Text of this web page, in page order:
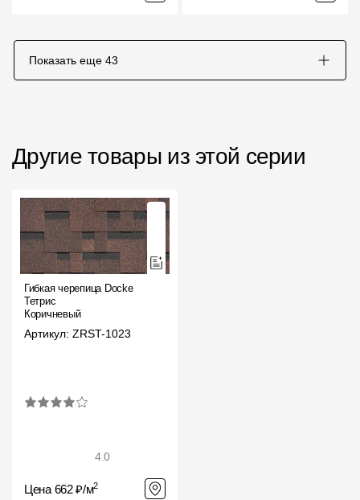
Показать еще 43
Другие товары из этой серии
Гибкая черепица Docke
Тетрис
Коричневый
Артикул: ZRST-1023
4.0
Цена 662 ₽/м2